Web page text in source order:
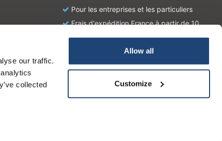
our traffic.
collected
Allow all
Customize
Pour les entreprises et les particuliers
Frais d'expédition France à partir de 10
euros
en zijn geen handleiding of omschrijving hoe u het
wetgeving omtrent het gebruik van chemicaliën.